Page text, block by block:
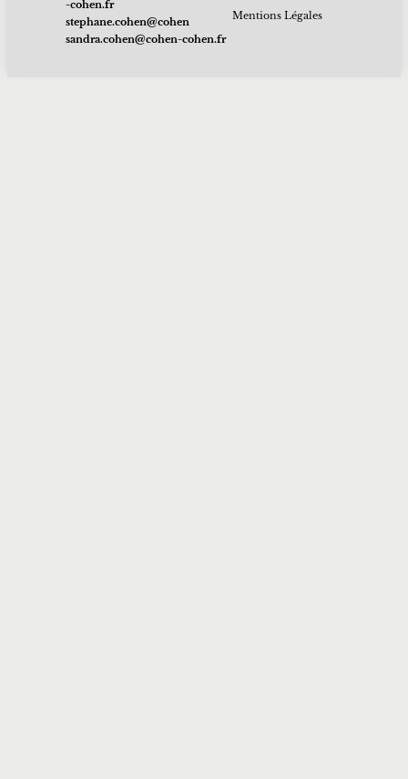
rf.nehoc-
nehoc@nehoc.enahpets
rf.nehoc-nehoc@nehoc.ardnas
Mentions Légales